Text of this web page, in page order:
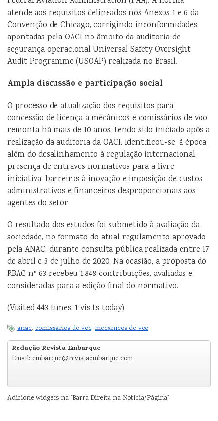
atende aos requisitos delineados nos Anexos 1 e 6 da
Convenção de Chicago, corrigindo inconformidades
apontadas pela OACI no âmbito da auditoria de
segurança operacional Universal Safety Oversight
Audit Programme (USOAP) realizada no Brasil.
Ampla discussão e participação social
O processo de atualização dos requisitos para
concessão de licença a mecânicos e comissários de voo
remonta há mais de 10 anos, tendo sido iniciado após a
realização da auditoria da OACI. Identificou-se, à época,
além do desalinhamento à regulação internacional,
presença de entraves normativos para a livre
iniciativa, barreiras à inovação e imposição de custos
administrativos e financeiros desproporcionais aos
agentes do setor.
O resultado dos estudos foi submetido à avaliação da
sociedade, no formato do atual regulamento aprovado
pela ANAC, durante consulta pública realizada entre 17
de abril e 3 de julho de 2020. Na ocasião, a proposta do
RBAC nº 63 recebeu 1.848 contribuições, avaliadas e
consideradas para a edição final do normativo.
(Visited 443 times, 1 visits today)
anac, comissarios de voo, mecanicos de voo
Redação Revista Embarque
Email: embarque@revistaembarque.com
Adicione widgets na "Barra Direita na Notícia/Página".